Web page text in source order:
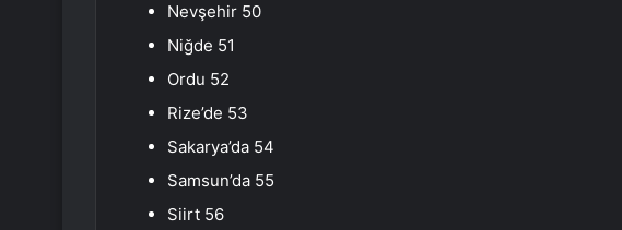
Nevşehir 50
Niğde 51
Ordu 52
Rize’de 53
Sakarya’da 54
Samsun’da 55
Siirt 56